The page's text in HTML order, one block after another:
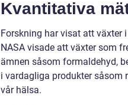
Kvantitativa
Forskning har visat att växter
NASA visade att växter som
ämnen såsom formaldehyd,
i vardagliga produkter såsom
vår hälsa.